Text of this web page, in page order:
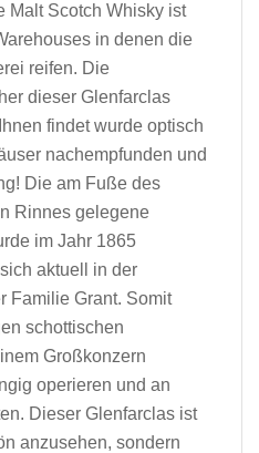
Malt Scotch Whisky ist
in denen die
reifen. Die
dieser Glenfarclas
findet wurde optisch
nachempfunden und
Die am Fuße des
Rinnes gelegene
im Jahr 1865
aktuell in der
Familie Grant. Somit
schottischen
Großkonzern
operieren und an
Dieser Glenfarclas ist
anzusehen, sondern